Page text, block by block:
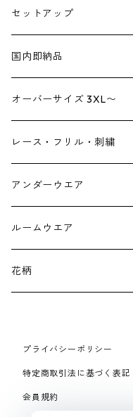
サロペット
ジャンプスーツ
デニム
トートバック
ショルダーバック
シューズ
ブーツ
パンプス
帽子
ヘアーアクセサリー
ストール
つけ襟
イヤリング・ピアス
ネックレス・ブローチ
手袋、ハンドカバー
スマートフォンケース、
セットアップ
国内即納品
オーバーサイズ 3XL〜
レース・フリル・刺繍
アンダーウエア
ルームウエア
パジャマ
花柄
プライバシーポリシー
特定商取引法に基づく表記
会員規約